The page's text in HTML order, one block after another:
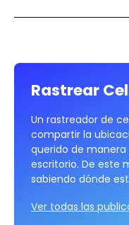
Rastrear
Un rastreador de
compartir la
querido de
escritorio. De este
sabiendo dónde
Ver todas las